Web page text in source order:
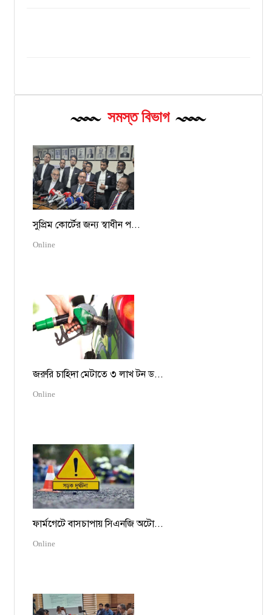
সমস্ত বিভাগ
সুপ্রিম কোর্টের জন্য স্বাধীন প...
Online
জরুরি চাহিদা মেটাতে ৩ লাখ টন ড...
Online
ফার্মগেটে বাসচাপায় সিএনজি অটো...
Online